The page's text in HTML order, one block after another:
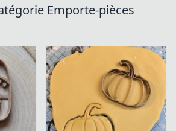
Emporte-pièces